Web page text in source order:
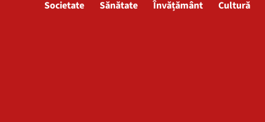
Societate Sănătate Învățământ Cultură